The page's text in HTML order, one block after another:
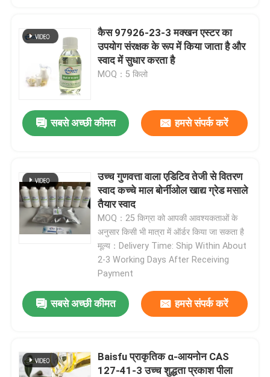
उत्पाद
वीडियो
कैस 97926-23-3 मक्खन एस्टर का
उपयोग संरक्षक के रूप में किया जाता है और
स्वाद में सुधार करता है
MOQ：5 किलो
सबसे अच्छी कीमत हमसे संपर्क करें
उच्च गुणवत्ता वाला एडिटिव तेजी से वितरण
स्वाद कच्चे माल बोर्नीओल खाद्य ग्रेड मसाले
तैयार स्वाद
MOQ：25 किग्रा को आपकी आवश्यकताओं के
अनुसार किसी भी मात्रा में ऑर्डर किया जा सकता है
मूल्य：Delivery Time: Ship Within About
2-3 Working Days After Receiving
Payment
सबसे अच्छी कीमत हमसे संपर्क करें
Baisfu प्राकृतिक α-आयनोन CAS
127-41-3 उच्च शुद्धता प्रकाश पीला